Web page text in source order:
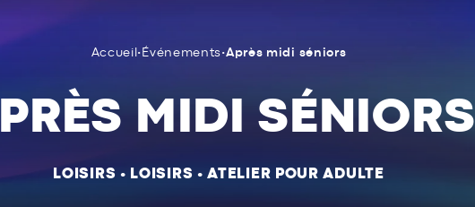
Accueil • Événements•Après midi séniors
MIDI SÉNIORS
LOISIRS • LOISIRS •ATELIER POUR ADULTE